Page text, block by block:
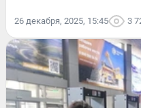
26 декабря, 2025, 15:45 3